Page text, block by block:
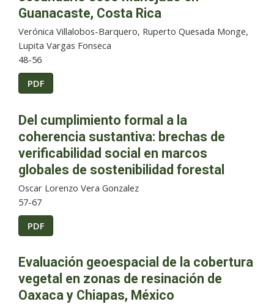
Guanacaste, Costa Rica
Verónica Villalobos-Barquero, Ruperto Quesada Monge,
Lupita Vargas Fonseca
48-56
PDF
Del cumplimiento formal a la
coherencia sustantiva: brechas de
verificabilidad social en marcos
globales de sostenibilidad forestal
Oscar Lorenzo Vera Gonzalez
57-67
PDF
Evaluación geoespacial de la cobertura
vegetal en zonas de resinación de
Oaxaca y Chiapas, México